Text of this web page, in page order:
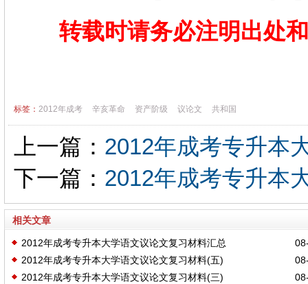
转载时请务必注明出处
标签： 2012年成考 辛亥革命 资产阶级 议论文 共和国
上一篇： 2012年成考专升本
下一篇： 2012年成考专升本
相关文章
2012年成考专升本大学语文议论文复习材料汇总
2012年成考专升本大学语文议论文复习材料(五)
2012年成考专升本大学语文议论文复习材料(三)